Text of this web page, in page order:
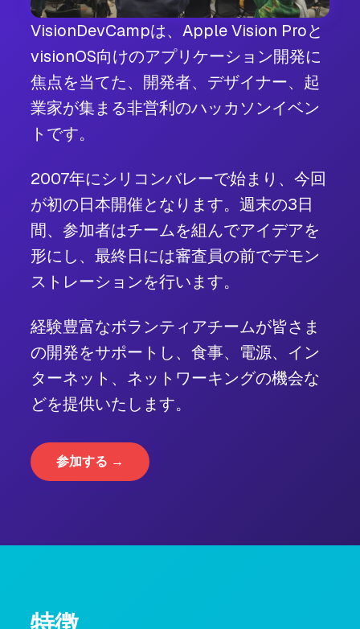
VisionDevCampは、Apple Vision Proと
visionOS向けのアプリケーション開発に
焦点を当てた、開発者、デザイナー、起
業家が集まる非営利のハッカソンイベン
トです。
2007年にシリコンバレーで始まり、今回
が初の日本開催となります。週末の3日
間、参加者はチームを組んでアイデアを
形にし、最終日には審査員の前でデモン
ストレーションを行います。
経験豊富なボランティアチームが皆さま
の開発をサポートし、食事、電源、イン
ターネット、ネットワーキングの機会な
どを提供いたします。
参加する →